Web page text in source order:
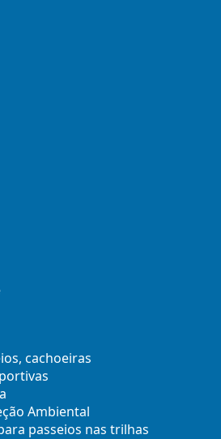
cachoeiras
Ambiental
passeios nas trilhas